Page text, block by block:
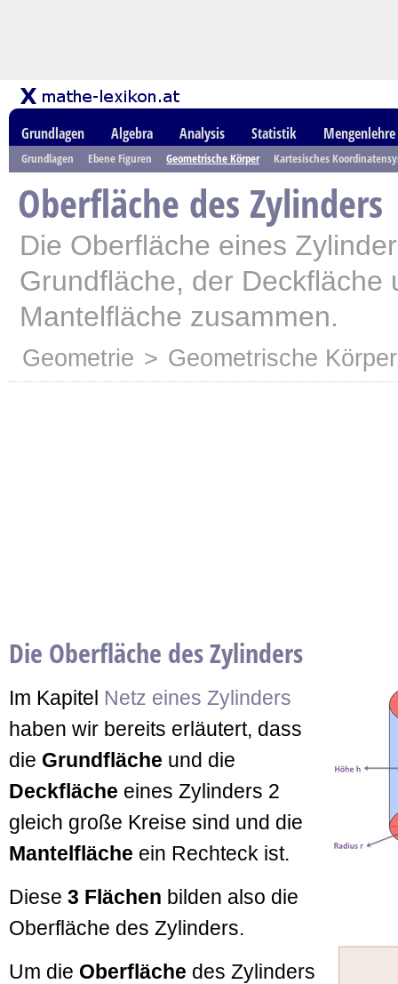
Grundlagen Algebra Analysis Statistik Mengenlehre
Grundlagen Ebene Figuren Geometrische Körper Kartesisches
Oberfläche des Zylinders
Die Oberfläche eines
Grundfläche, der Deckfläche
Mantelfläche zusammen.
Geometrie > Geometrische Körper
Die Oberfläche des Zylinders
Im Kapitel Netz eines Zylinders
haben wir bereits erläutert, dass
die Grundfläche und die
Deckfläche eines Zylinders 2
gleich große Kreise sind und die
Mantelfläche ein Rechteck ist.
Diese 3 Flächen bilden also die
Oberfläche des Zylinders.
Um die Oberfläche des Zylinders